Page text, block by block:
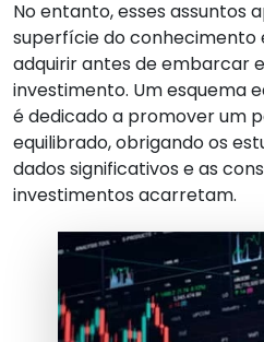
No entanto, esses assuntos
superfície do conhecimento
adquirir antes de embarcar
investimento. Um esquema
é dedicado a promover um
equilibrado, obrigando os
dados significativos e as
investimentos acarretam.